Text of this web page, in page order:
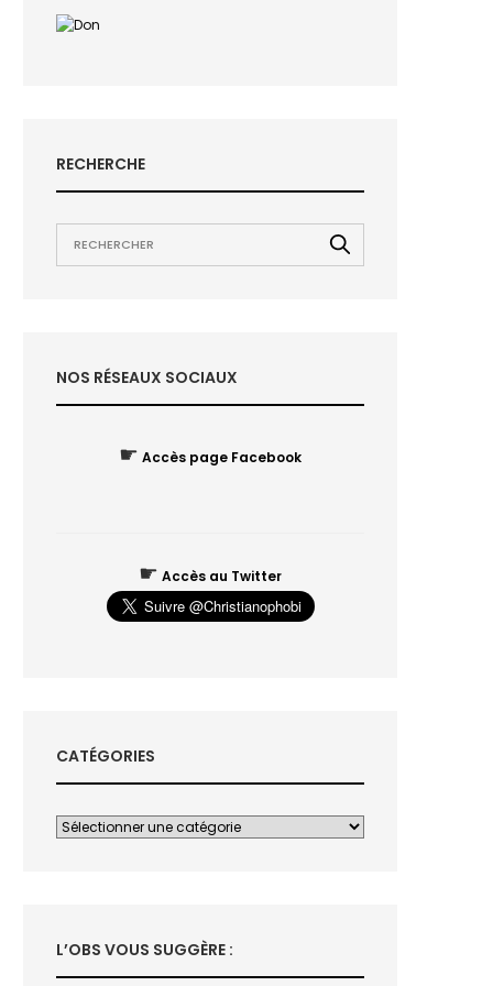
RECHERCHE
NOS RÉSEAUX SOCIAUX
☛ Accès page Facebook
☛ Accès au Twitter
CATÉGORIES
L’OBS VOUS SUGGÈRE :